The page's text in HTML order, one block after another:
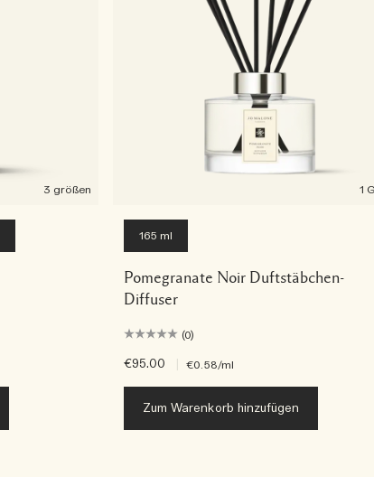
3 größen 1
165 ml
Pomegranate Noir Duftstäbchen-
Diffuser
(0)
€95.00 €0.58/ml
Zum Warenkorb hinzufügen